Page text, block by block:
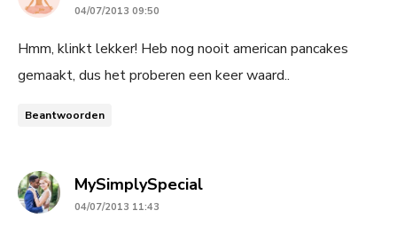
04/07/2013 09:50
Hmm, klinkt lekker! Heb nog nooit american pancakes
gemaakt, dus het proberen een keer waard..
Beantwoorden
MySimplySpecialsays:
04/07/2013 11:43